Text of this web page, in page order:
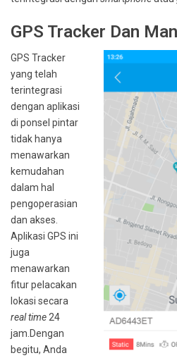
GPS Tracker Dan
GPS Tracker
yang telah
terintegrasi
dengan aplikasi
di ponsel pintar
tidak hanya
menawarkan
kemudahan
dalam hal
pengoperasian
dan akses.
Aplikasi GPS ini
juga
menawarkan
fitur pelacakan
lokasi secara
real time 24
jam.Dengan
begitu, Anda